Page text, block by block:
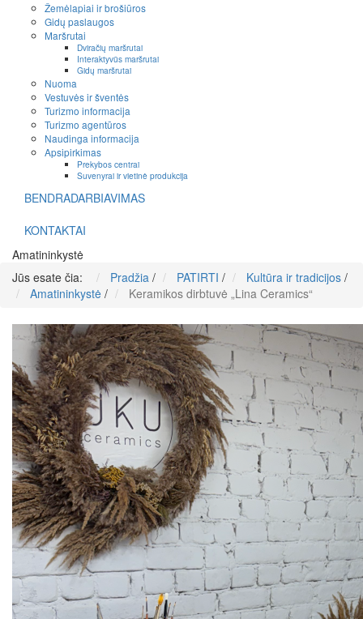
Žemėlapiai ir brošiūros
Gidų paslaugos
Maršrutai
Dviračių maršrutai
Interaktyvūs maršrutai
Gidų maršrutai
Nuoma
Vestuvės ir šventės
Turizmo informacija
Turizmo agentūros
Naudinga informacija
Apsipirkimas
Prekybos centrai
Suvenyrai ir vietinė produkcija
BENDRADARBIAVIMAS
KONTAKTAI
Amatininkystė
Jūs esate čia:
Pradžia / PATIRTI / Kultūra ir tradicijos /
Amatininkystė / Keramikos dirbtuvė „Lina Ceramics“